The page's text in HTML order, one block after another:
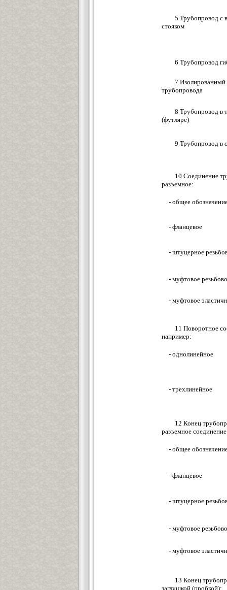
5 Трубопровод с
стояком
6 Трубопровод
7 Изолированный
трубопровода
8 Трубопровод в
(футляре)
9 Трубопровод в
10 Соединение
разъемное:
- общее
- фланцевое
- штуцерное
- муфтовое
- муфтовое
11 Поворотное
например:
- однолинейное
- трехлинейное
12 Конец
разъемное
- общее
- фланцевое
- штуцерное
- муфтовое
- муфтовое
13 Конец
заглушкой (пробкой):